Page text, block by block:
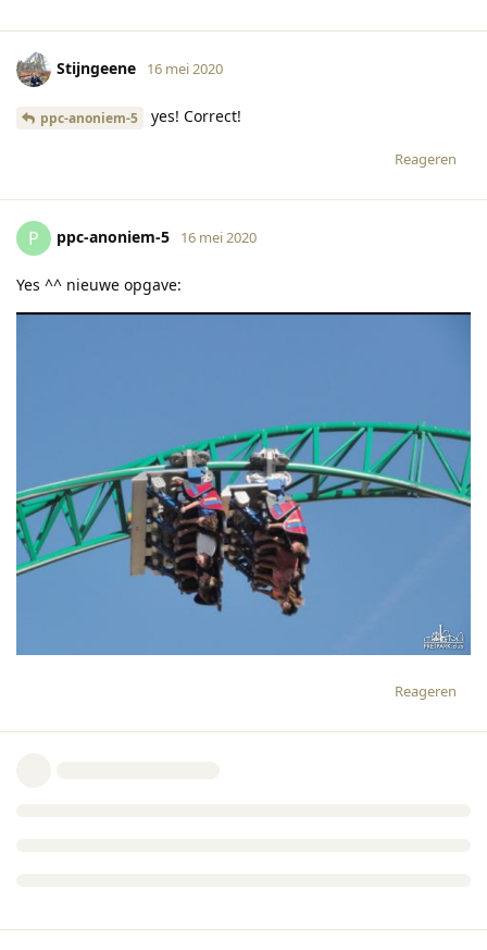
Stijngeene 16 mei 2020
ppc-anoniem-5 yes! Correct!
Reageren
P ppc-anoniem-5 16 mei 2020
Yes ^^ nieuwe opgave:
Reageren